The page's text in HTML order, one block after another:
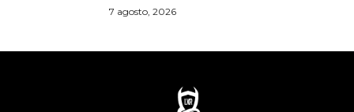
7 agosto, 2026